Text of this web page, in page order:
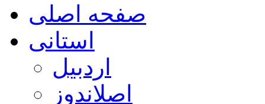
صفحه اصلی
استانی
اردبیل
اصلاندوز